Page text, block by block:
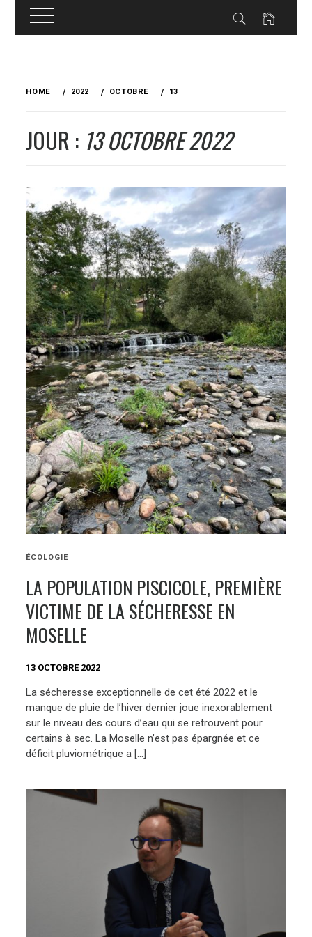
HOME 2022 OCTOBRE 13
JOUR : 13 OCTOBRE 2022
ÉCOLOGIE
LA POPULATION PISCICOLE, PREMIÈRE
VICTIME DE LA SÉCHERESSE EN
MOSELLE
13 OCTOBRE 2022
La sécheresse exceptionnelle de cet été 2022 et le
manque de pluie de l’hiver dernier joue inexorablement
sur le niveau des cours d’eau qui se retrouvent pour
certains à sec. La Moselle n’est pas épargnée et ce
déficit pluviométrique a […]